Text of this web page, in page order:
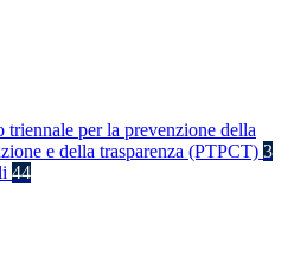
triennale per la prevenzione della
e della trasparenza (PTPCT) 3
44